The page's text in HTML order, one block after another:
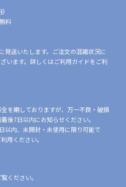
料
発送いたします。ご注文の混雑状況に
います。詳しくはご利用ガイドをご利
を期しておりますが、万一不良・破損
後7日以内にお知らせください。
以内、未開封・未使用に限り可能で
用ください。
ください。